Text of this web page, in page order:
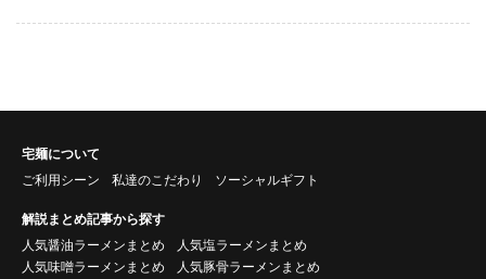
宅麺について
ご利用シーン
私達のこだわり ソーシャルギフト
解説まとめ記事から探す
人気醤油ラーメンまとめ
人気塩ラーメンまとめ
人気味噌ラーメンまとめ
人気豚骨ラーメンまとめ